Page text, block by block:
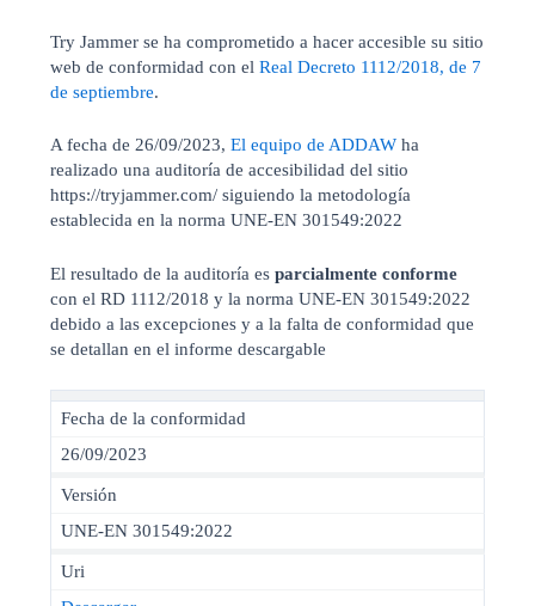
Try Jammer se ha comprometido a hacer accesible su sitio
web de conformidad con el Real Decreto 1112/2018, de 7
de septiembre.
A fecha de 26/09/2023, El equipo de ADDAWha
realizado una auditoría de accesibilidad del sitio
https://tryjammer.com/ siguiendo la metodología
establecida en la norma UNE-EN 301549:2022
El resultado de la auditoría es parcialmente conforme
con el RD 1112/2018 y la norma UNE-EN 301549:2022
debido a las excepciones y a la falta de conformidad que
se detallan en el informe descargable
Fecha de la conformidad
26/09/2023
Versión
UNE-EN 301549:2022
Uri